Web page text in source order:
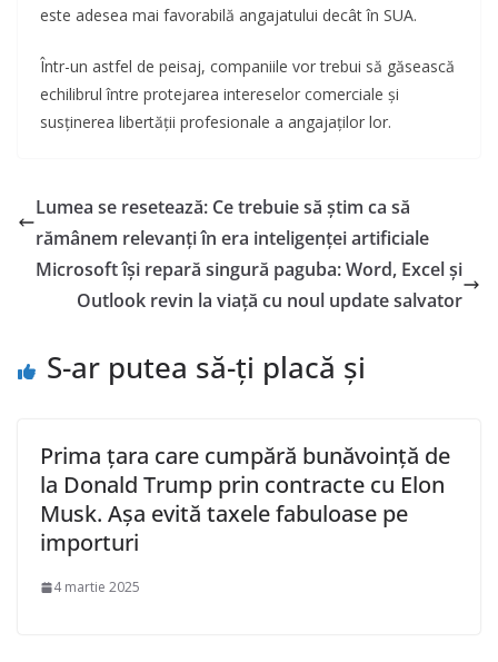
este adesea mai favorabilă angajatului decât în SUA.
Într-un astfel de peisaj, companiile vor trebui să găsească
echilibrul între protejarea intereselor comerciale și
susținerea libertății profesionale a angajaților lor.
Lumea se resetează: Ce trebuie să știm ca să
rămânem relevanți în era inteligenței artificiale
Microsoft își repară singură paguba: Word, Excel și
Outlook revin la viață cu noul update salvator
S-ar putea să-ți placă și
Prima țara care cumpără bunăvoință de
la Donald Trump prin contracte cu Elon
Musk. Așa evită taxele fabuloase pe
importuri
4 martie 2025